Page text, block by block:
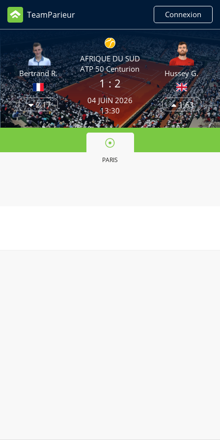
TeamParieur Connexion
Bertrand R.
2,17
AFRIQUE DU SUD
ATP 50 Centurion
1 :2
04 JUIN 2026
13:30
Hussey G.
1,63
PARIS